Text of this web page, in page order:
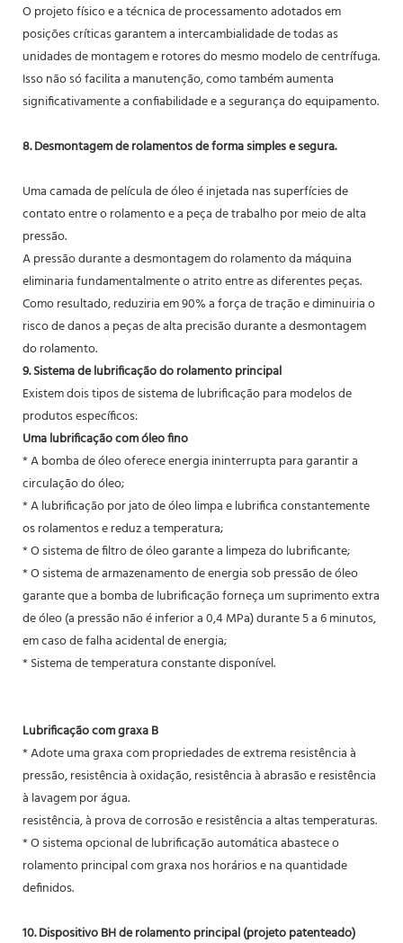
O projeto físico e a técnica de processamento adotados em
posições críticas garantem a intercambialidade de todas as
unidades de montagem e rotores do mesmo modelo de centrífuga.
Isso não só facilita a manutenção, como também aumenta
significativamente a confiabilidade e a segurança do equipamento.
8. Desmontagem de rolamentos de forma simples e segura.
Uma camada de película de óleo é injetada nas superfícies de
contato entre o rolamento e a peça de trabalho por meio de alta
pressão.
A pressão durante a desmontagem do rolamento da máquina
eliminaria fundamentalmente o atrito entre as diferentes peças.
Como resultado, reduziria em 90% a força de tração e diminuiria o
risco de danos a peças de alta precisão durante a desmontagem
do rolamento.
9. Sistema de lubrificação do rolamento principal
Existem dois tipos de sistema de lubrificação para modelos de
produtos específicos:
Uma lubrificação com óleo fino
* A bomba de óleo oferece energia ininterrupta para garantir a
circulação do óleo;
* A lubrificação por jato de óleo limpa e lubrifica constantemente
os rolamentos e reduz a temperatura;
* O sistema de filtro de óleo garante a limpeza do lubrificante;
* O sistema de armazenamento de energia sob pressão de óleo
garante que a bomba de lubrificação forneça um suprimento extra
de óleo (a pressão não é inferior a 0,4 MPa) durante 5 a 6 minutos,
em caso de falha acidental de energia;
* Sistema de temperatura constante disponível.
Lubrificação com graxa B
* Adote uma graxa com propriedades de extrema resistência à
pressão, resistência à oxidação, resistência à abrasão e resistência
à lavagem por água.
resistência, à prova de corrosão e resistência a altas temperaturas.
* O sistema opcional de lubrificação automática abastece o
rolamento principal com graxa nos horários e na quantidade
definidos.
10. Dispositivo BH de rolamento principal (projeto patenteado)